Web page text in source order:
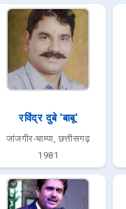
रविंद्र दुबे 'बाबू'
जांजगीर-चाम्पा, छत्तीसगढ़
1981